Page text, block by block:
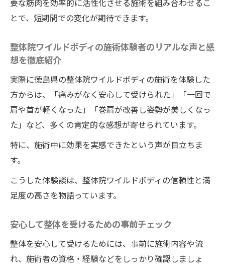
要な筋肉を効率的に活性化させる施術を組み合わせるこ
とで、短期間での変化が期待できます。
整体院ワイルドボディの施術体験者のリアルな声と感
想を徹底紹介
実際に徳島県の整体院ワイルドボディの施術を体験した
方からは、「痛みがなく安心して受けられた」「一回で
肩や首が軽くなった」「巻肩が改善し姿勢が美しくなっ
た」など、多くの肯定的な感想が寄せられています。
特に、施術中に効果を実感できたという声が目立ちま
す。
こうした体験談は、整体院ワイルドボディの信頼性と満
足度の高さを物語っています。
安心して整体を受けるための事前チェック
整体を安心して受けるためには、事前に施術内容や流
れ、施術者の資格・経験などをしっかり確認しましょ